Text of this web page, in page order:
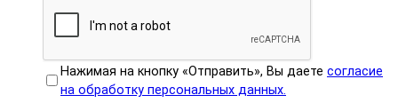
Нажимая на кнопку «Отправить», Вы даете согласие
на обработку персональных данных.